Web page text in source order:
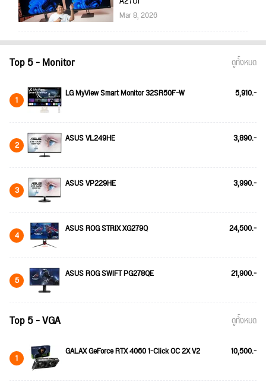
Mar 8, 2026
Top 5 - Monitor ดูทั้งหมด
1 LG MyView Smart Monitor 32SR50F-W 5,910.-
2 ASUS VL249HE 3,890.-
3 ASUS VP229HE 3,990.-
4 ASUS ROG STRIX XG279Q 24,500.-
5 ASUS ROG SWIFT PG278QE 21,900.-
Top 5 - VGA ดูทั้งหมด
1 GALAX GeForce RTX 4060 1-Click OC 2X V2 10,500.-